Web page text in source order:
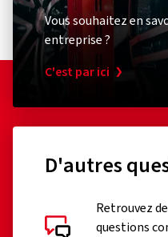
Vous souhaitez en
entreprise ?
C'est par ici
D'autres
Retrouvez
questions